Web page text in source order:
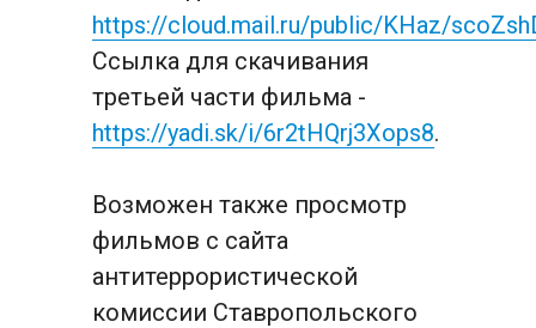
https://cloud.mail.ru/public/KHaz/
Ссылка для скачивания
https://yadi.sk/i/6r2tHQrj3Xops8.
Возможен также просмотр
фильмов с сайта
антитеррористической
комиссии Ставропольского